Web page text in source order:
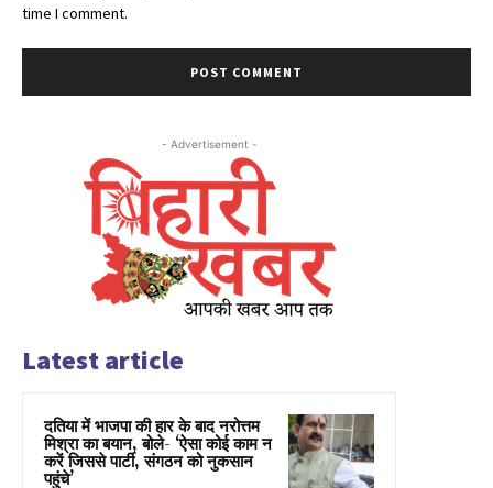
time I comment.
- Advertisement -
Latest article
दतिया में भाजपा की हार के बाद नरोत्तम
मिश्रा का बयान, बोले- ‘ऐसा कोई काम न
करें जिससे पार्टी, संगठन को नुकसान
पहुंचे’